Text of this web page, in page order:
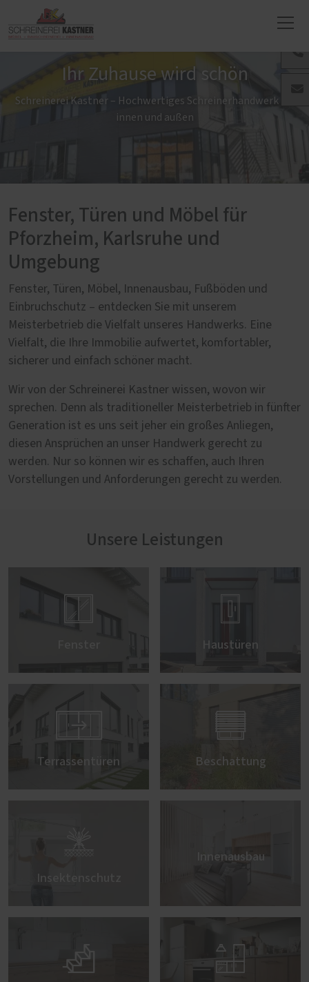
Ihr Zuhause wird schön
Schreinerei Kastner – Hochwertiges Schreinerhandwerk für
innen und außen
Fenster, Türen und Möbel für
Pforzheim, Karlsruhe und
Umgebung
Fenster, Türen, Möbel, Innenausbau, Fußböden und
Einbruchschutz – entdecken Sie mit unserem
Meisterbetrieb die Vielfalt unseres Handwerks. Eine
Vielfalt, die Ihre Immobilie aufwertet, komfortabler,
sicherer und einfach schöner macht.
Wir von der Schreinerei Kastner wissen, wovon wir
sprechen. Denn als traditioneller Meisterbetrieb in fünfter
Generation ist es uns seit jeher ein großes Anliegen,
diesen Ansprüchen an unser Handwerk gerecht zu
werden. Nur so können wir es schaffen, auch Ihren
Vorstellungen und Anforderungen gerecht zu werden.
Unsere Leistungen
 
Haustüren

Terrassentüren

Beschattung

Insektenschutz
Innenausbau
 